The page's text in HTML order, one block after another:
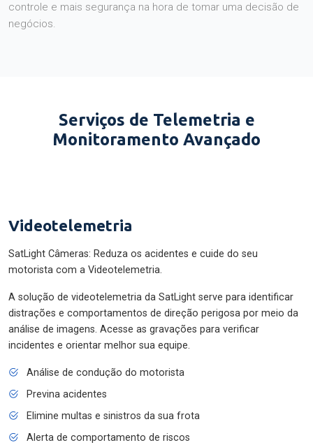
controle e mais segurança na hora de tomar uma decisão de
negócios.
Serviços de Telemetria e
Monitoramento Avançado
Videotelemetria
SatLight Câmeras: Reduza os acidentes e cuide do seu
motorista com a Videotelemetria.
A solução de videotelemetria da SatLight serve para identificar
distrações e comportamentos de direção perigosa por meio da
análise de imagens. Acesse as gravações para verificar
incidentes e orientar melhor sua equipe.
Análise de condução do motorista
Previna acidentes
Elimine multas e sinistros da sua frota
Alerta de comportamento de riscos